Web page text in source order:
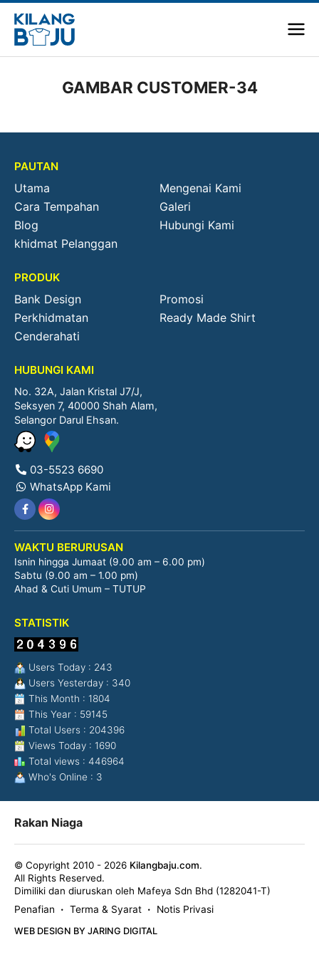
GAMBAR CUSTOMER-34
PAUTAN
Utama
Mengenai Kami
Cara Tempahan
Galeri
Blog
Hubungi Kami
khidmat Pelanggan
PRODUK
Bank Design
Promosi
Perkhidmatan
Ready Made Shirt
Cenderahati
HUBUNGI KAMI
No. 32A, Jalan Kristal J7/J,
Seksyen 7, 40000 Shah Alam,
Selangor Darul Ehsan.
03-5523 6690
WhatsApp Kami
WAKTU BERURUSAN
Isnin hingga Jumaat (9.00 am – 6.00 pm)
Sabtu (9.00 am – 1.00 pm)
Ahad & Cuti Umum – TUTUP
STATISTIK
Users Today : 243
Users Yesterday : 340
This Month : 1804
This Year : 59145
Total Users : 204396
Views Today : 1690
Total views : 446964
Who's Online : 3
Rakan Niaga
© Copyright 2010 - 2026 Kilangbaju.com.
All Rights Reserved.
Dimiliki dan diuruskan oleh Mafeya Sdn Bhd (1282041-T)
Penafian
• Terma & Syarat • Notis Privasi
WEB DESIGN BY JARING DIGITAL